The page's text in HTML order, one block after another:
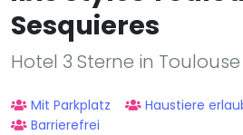
Sesquieres
Hotel 3 Sterne in Toulouse
Mit Parkplatz Haustiere
Barrierefrei